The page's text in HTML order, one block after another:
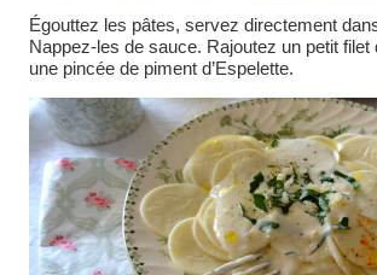
Égouttez les pâtes, servez directement
Nappez-les de sauce. Rajoutez un petit filet
une pincée de piment d’Espelette.